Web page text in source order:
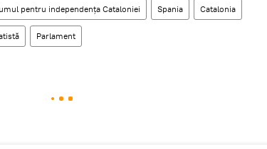
pentru independența Cataloniei Spania Catalonia
Parlament